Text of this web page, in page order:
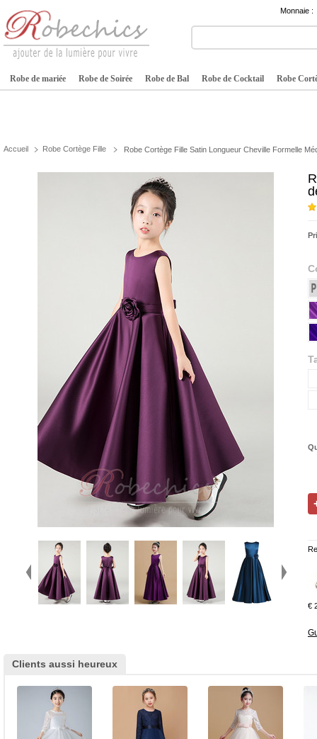
Monnaie :
Robe de mariée Robe de Soirée Robe de Bal Robe de Cocktail Robe
Accueil Robe Cortège Fille Robe Cortège Fille Satin Longueur Cheville Formelle
€
Clients aussi heureux